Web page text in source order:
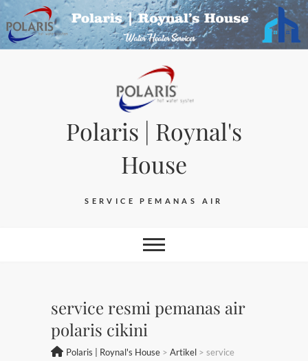
Skip
to
content
Polaris | Roynal's
House
SERVICE PEMANAS AIR
service resmi pemanas air
polaris cikini
Polaris | Roynal's House > Artikel > service